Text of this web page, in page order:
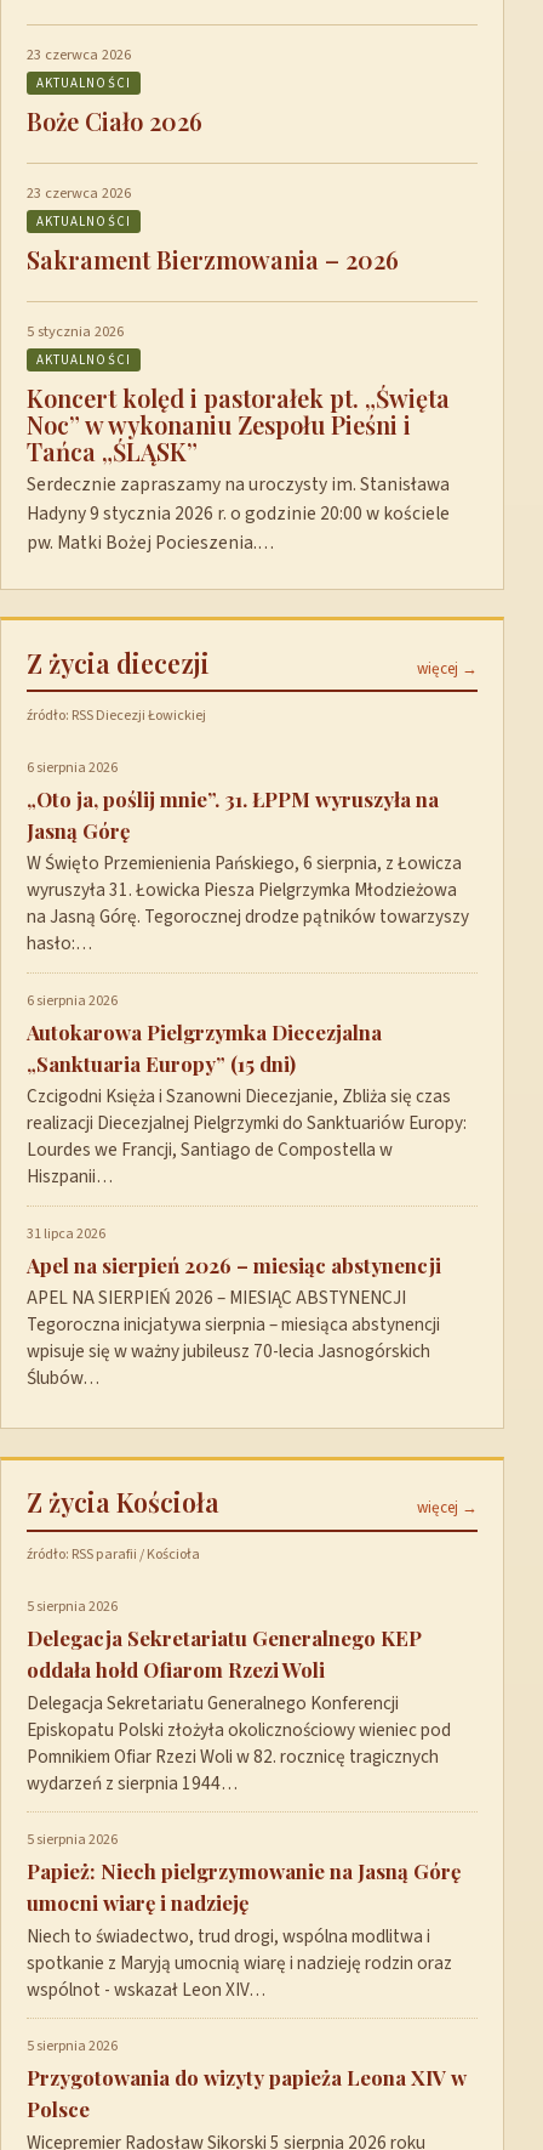
23 czerwca 2026
AKTUALNOŚCI
Boże Ciało 2026
23 czerwca 2026
AKTUALNOŚCI
Sakrament Bierzmowania – 2026
5 stycznia 2026
AKTUALNOŚCI
Koncert kolęd i pastorałek pt. „Święta
Noc” w wykonaniu Zespołu Pieśni i
Tańca „ŚLĄSK”
Serdecznie zapraszamy na uroczysty im. Stanisława
Hadyny 9 stycznia 2026 r. o godzinie 20:00 w kościele
pw. Matki Bożej Pocieszenia.…
Z życia diecezji więcej →
źródło: RSS Diecezji Łowickiej
6 sierpnia 2026
„Oto ja, poślij mnie”. 31. ŁPPM wyruszyła na
Jasną Górę
W Święto Przemienienia Pańskiego, 6 sierpnia, z Łowicza
wyruszyła 31. Łowicka Piesza Pielgrzymka Młodzieżowa
na Jasną Górę. Tegorocznej drodze pątników towarzyszy
hasło:…
6 sierpnia 2026
Autokarowa Pielgrzymka Diecezjalna
„Sanktuaria Europy” (15 dni)
Czcigodni Księża i Szanowni Diecezjanie, Zbliża się czas
realizacji Diecezjalnej Pielgrzymki do Sanktuariów Europy:
Lourdes we Francji, Santiago de Compostella w
Hiszpanii…
31 lipca 2026
Apel na sierpień 2026 – miesiąc abstynencji
APEL NA SIERPIEŃ 2026 – MIESIĄC ABSTYNENCJI
Tegoroczna inicjatywa sierpnia – miesiąca abstynencji
wpisuje się w ważny jubileusz 70-lecia Jasnogórskich
Ślubów…
Z życia Kościoła więcej →
źródło: RSS parafii / Kościoła
5 sierpnia 2026
Delegacja Sekretariatu Generalnego KEP
oddała hołd Ofiarom Rzezi Woli
Delegacja Sekretariatu Generalnego Konferencji
Episkopatu Polski złożyła okolicznościowy wieniec pod
Pomnikiem Ofiar Rzezi Woli w 82. rocznicę tragicznych
wydarzeń z sierpnia 1944…
5 sierpnia 2026
Papież: Niech pielgrzymowanie na Jasną Górę
umocni wiarę i nadzieję
Niech to świadectwo, trud drogi, wspólna modlitwa i
spotkanie z Maryją umocnią wiarę i nadzieję rodzin oraz
wspólnot - wskazał Leon XIV…
5 sierpnia 2026
Przygotowania do wizyty papieża Leona XIV w
Polsce
Wicepremier Radosław Sikorski 5 sierpnia 2026 roku